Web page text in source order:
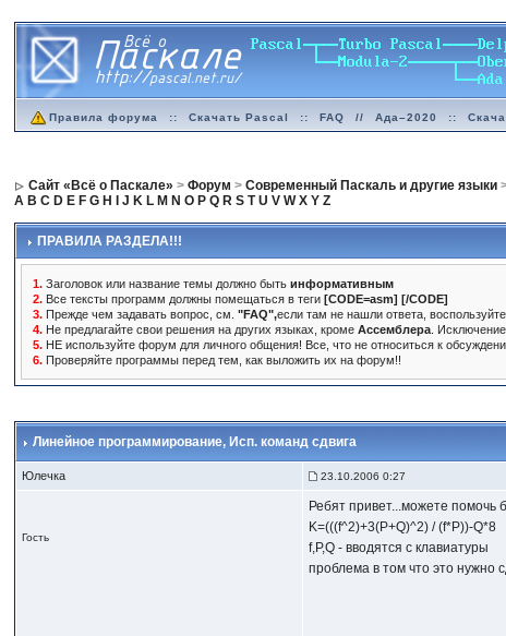
Правила форума :: Скачать Pascal :: FAQ // Ада–2020 ::
Сайт «Всё о Паскале» >Форум >Современный Паскаль и другие языки
A B C D E F G H J K L M N O P Q R S T U V W X Y Z
ПРАВИЛА РАЗДЕЛА!!!
1. Заголовок или название темы должно бытьинформативным
2. Все тексты программ должны помещаться в теги [CODE=asm] [/CODE]
3. Прежде чем задавать вопрос, см."FAQ",если там не нашли ответа,
4. Не предлагайте свои решения на других языках, кроме Ассемблера .
5. НЕ используйте форум для личного общения! Все, что не относиться к
6. Проверяйте программы перед тем, как выложить их на форум!!
Линейное программирование, Исп. команд сдвига
Юлечка 23.10.2006 0:27
Гость
Ребят привет...можете помочь
K=(((f^2)+3(P+Q)^2) / (f*P))-Q*8
f,P,Q - вводятся с клавиатуры
проблема в том что это нужно